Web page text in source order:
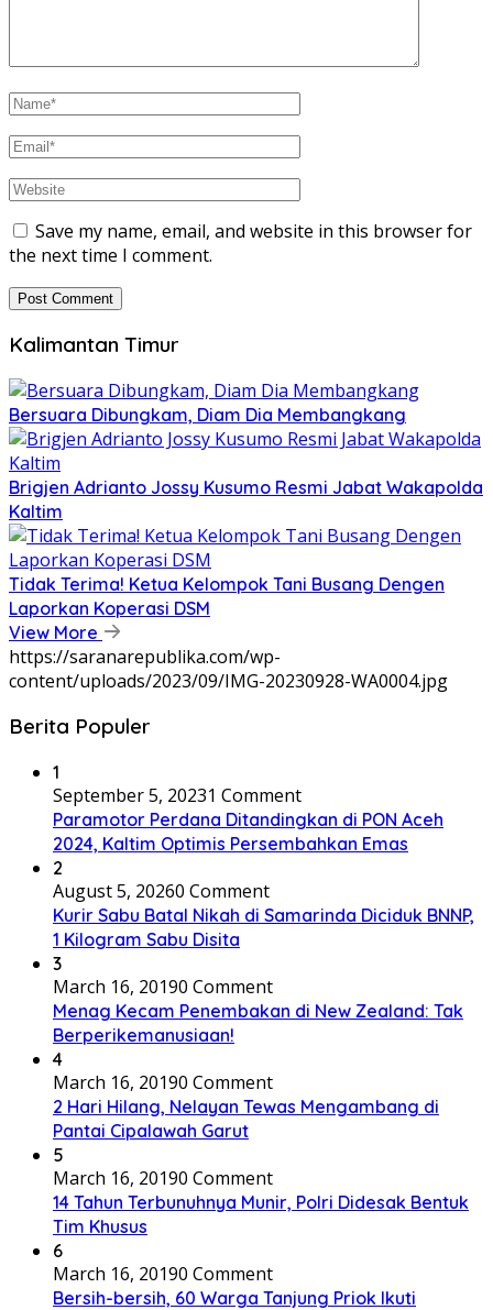
Save my name, email, and website in this browser for
the next time I comment.
Kalimantan Timur
Bersuara Dibungkam, Diam Dia Membangkang
Brigjen Adrianto Jossy Kusumo Resmi Jabat Wakapolda
Kaltim
Tidak Terima! Ketua Kelompok Tani Busang Dengen
Laporkan Koperasi DSM
View More
https://saranarepublika.com/wp-
content/uploads/2023/09/IMG-20230928-WA0004.jpg
Berita Populer
1
September 5, 20231 Comment
Paramotor Perdana Ditandingkan di PON Aceh
2024, Kaltim Optimis Persembahkan Emas
2
August 5, 20260 Comment
Kurir Sabu Batal Nikah di Samarinda Diciduk BNNP,
1 Kilogram Sabu Disita
3
March 16, 20190 Comment
Menag Kecam Penembakan di New Zealand: Tak
Berperikemanusiaan!
4
March 16, 20190 Comment
2 Hari Hilang, Nelayan Tewas Mengambang di
Pantai Cipalawah Garut
5
March 16, 20190 Comment
14 Tahun Terbunuhnya Munir, Polri Didesak Bentuk
Tim Khusus
6
March 16, 20190 Comment
Bersih-bersih, 60 Warga Tanjung Priok Ikuti